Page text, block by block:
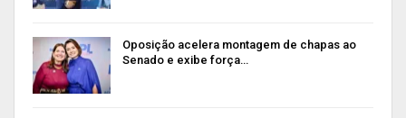
Oposição acelera montagem de chapas ao
Senado e exibe força…